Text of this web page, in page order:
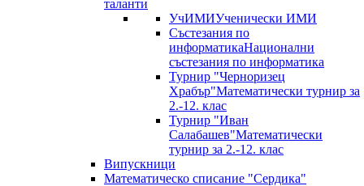
таланти
УчИМИУченически ИМИ
Състезания по
информатикаНационални
състезания по информатика
Турнир "Черноризец
Храбър"Математически турнир за
2.-12. клас
Турнир "Иван
Салабашев"Математически
турнир за 2.-12. клас
Випускници
Математическо списание "Сердика"